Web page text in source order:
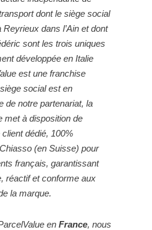
dont le siège social
Reyrieux dans l’Ain et dont
sont les trois uniques
développée en Italie
est une franchise
social est en
de notre partenariat, la
met à disposition de
dédié, 100%
(en Suisse) pour
français, garantissant
réactif et conforme aux
la marque.
en France, nous